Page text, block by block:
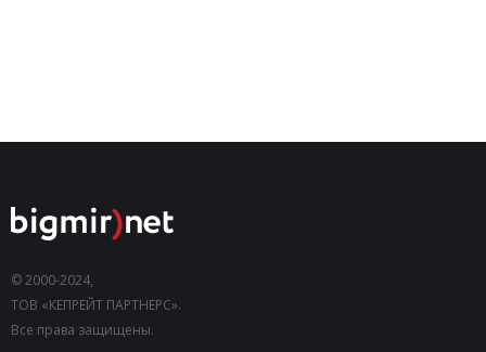
© 2000-2024,
ТОВ «КЕПРЕЙТ ПАРТНЕРС».
Все права защищены.